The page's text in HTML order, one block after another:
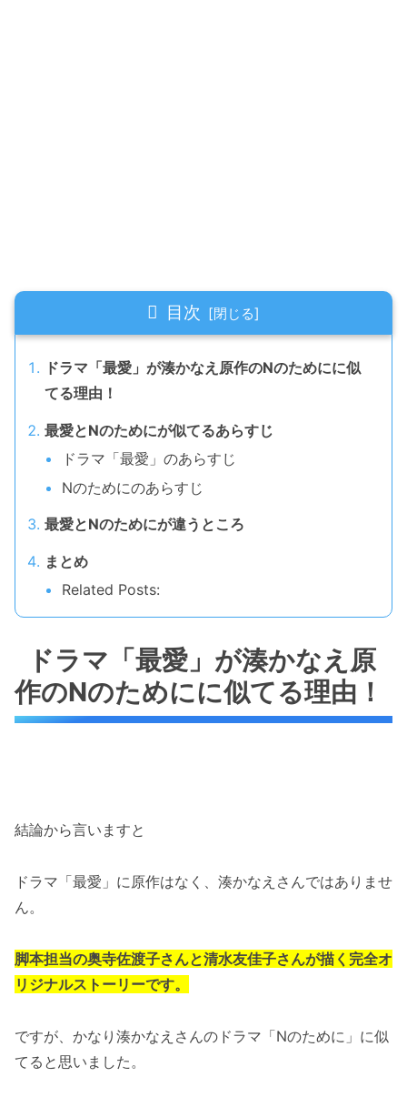
目次
ドラマ「最愛」が湊かなえ原作のNのためにに似
てる理由！
最愛とNのためにが似てるあらすじ
ドラマ「最愛」のあらすじ
Nのためにのあらすじ
最愛とNのためにが違うところ
まとめ
Related Posts:
ドラマ「最愛」が湊かなえ原
作のNのためにに似てる理由！
結論から言いますと
ドラマ「最愛」に原作はなく、湊かなえさんではありませ
ん。
脚本担当の奥寺佐渡子さんと清水友佳子さんが描く完全オ
リジナルストーリーです。
ですが、かなり湊かなえさんのドラマ「Nのために」に似
てると思いました。